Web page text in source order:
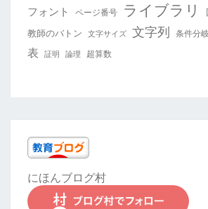
フォント ページ番号 ライブラリ
教師のバトン 文字サイズ 文字列 条件分岐
表 証明 論理 超算数
にほんブログ村